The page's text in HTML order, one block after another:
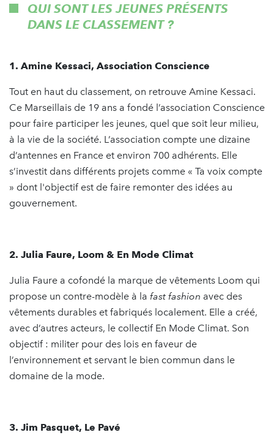
QUI SONT LES JEUNES PRÉSENTS
DANS LE CLASSEMENT ?
1. Amine Kessaci, Association Conscience
Tout en haut du classement, on retrouve Amine Kessaci.
Ce Marseillais de 19 ans a fondé l’association Conscience
pour faire participer les jeunes, quel que soit leur milieu,
à la vie de la société. L’association compte une dizaine
d’antennes en France et environ 700 adhérents. Elle
s’investit dans différents projets comme « Ta voix compte
» dont l'objectif est de faire remonter des idées au
gouvernement.
2. Julia Faure, Loom & En Mode Climat
Julia Faure a cofondé la marque de vêtements Loom qui
propose un contre-modèle à la fast fashion avec des
vêtements durables et fabriqués localement. Elle a créé,
avec d’autres acteurs, le collectif En Mode Climat. Son
objectif : militer pour des lois en faveur de
l’environnement et servant le bien commun dans le
domaine de la mode.
3. Jim Pasquet, Le Pavé